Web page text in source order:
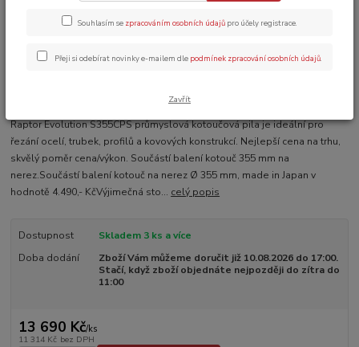
Ohodnotit produkt
Raptor Evolution S355CPS průmyslová kotoučová pila je ideální pro
řezání ocelí, trubek, profilů a kovových konstrukcí. Nejlepší cena na trhu,
skvělý poměr cena/výkon. Součástí balení kotouč 355 mm na
nerez.Součástí balení kotouč na nerez Ø 355 mm, made in Japan v
hodnotě 4.490,- KčVýjimečná sto... celý popis
Dostupnost
Skladem 3 ks a více
Doba dodání
Zboží Vám můžeme doručit již 10.08.2026 do 17:00.
Stačí, když zboží objednáte nejpozději do zítra do
11:00
13 690 Kč/ks
11 314 Kč bez DPH
Souhlasím se zpracováním osobních údajů pro účely registrace.
Přeji si odebírat novinky e-mailem dle podmínek zpracování osobních údajů
Zavřít